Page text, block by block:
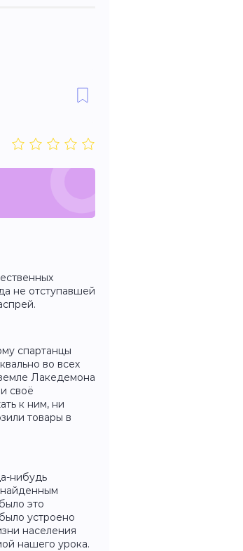
не отступавшей
спартанцы
во всех
Лакедемона
своё
к ним, ни
товары в
нибудь
это
устроено
населения
нашего урока.